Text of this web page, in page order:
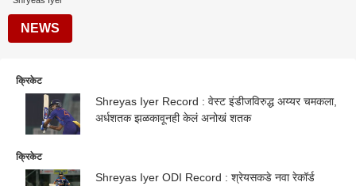
NEWS
क्रिकेट
Shreyas Iyer Record : वेस्ट इंडीजविरुद्ध अय्यर चमकला,
अर्धशतक झळकावूनही केलं अनोखं शतक
क्रिकेट
Shreyas Iyer ODI Record : श्रेयसकडे नवा रेकॉर्ड